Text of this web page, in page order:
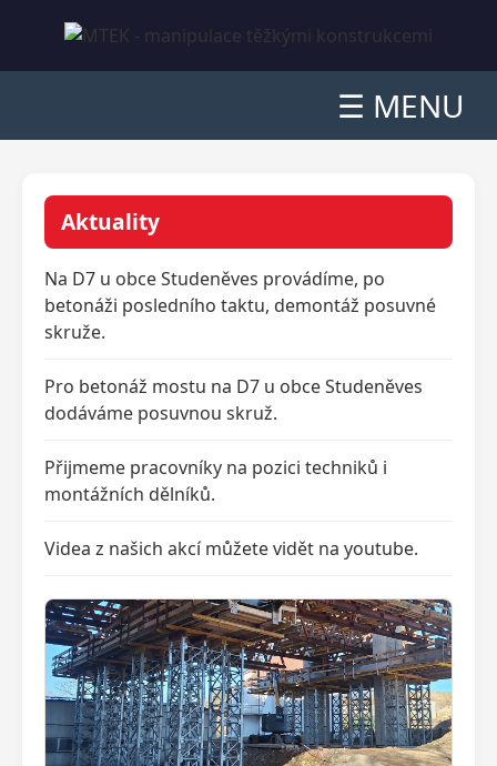
☰ MENU
Aktuality
Na D7 u obce Studeněves provádíme, po
betonáži posledního taktu, demontáž posuvné
skruže.
Pro betonáž mostu na D7 u obce Studeněves
dodáváme posuvnou skruž.
Přijmeme pracovníky na pozici techniků i
montážních dělníků.
Videa z našich akcí můžete vidět na youtube.